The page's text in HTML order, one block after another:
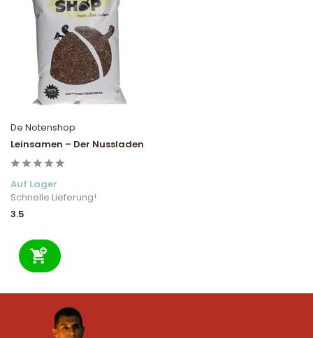
De Notenshop
Leinsamen – Der Nussladen
Auf Lager
Schnelle Lieferung!
3.5